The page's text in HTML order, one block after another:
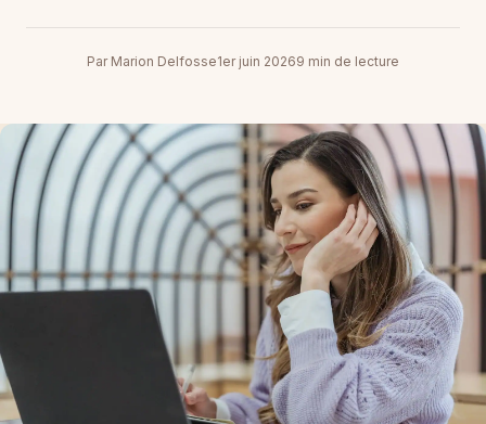
Par Marion Delfosse1er juin 20269 min de lecture